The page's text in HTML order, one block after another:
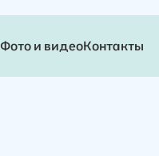
Фото и видеоКонтакты